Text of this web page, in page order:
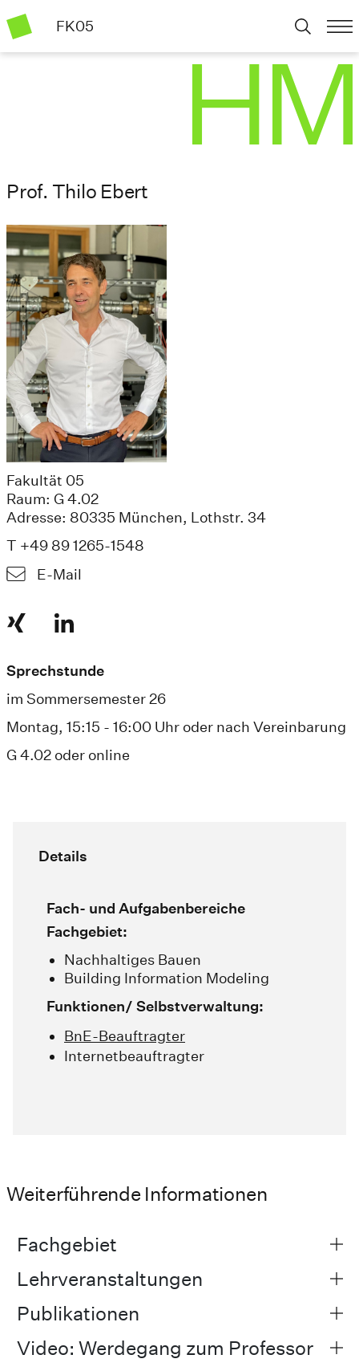
FK05
Prof. Thilo Ebert
Fakultät 05
Raum: G 4.02
Adresse: 80335 München, Lothstr. 34
T +49 89 1265-1548
E-Mail
Sprechstunde
im Sommersemester 26
Montag, 15:15 - 16:00 Uhr oder nach Vereinbarung
G 4.02 oder online
Details
Fach- und Aufgabenbereiche
Fachgebiet:
Nachhaltiges Bauen
Building Information Modeling
Funktionen/ Selbstverwaltung:
BnE-Beauftragter
Internetbeauftragter
Weiterführende Informationen
Fachgebiet
Lehrveranstaltungen
Publikationen
Video: Werdegang zum Professor